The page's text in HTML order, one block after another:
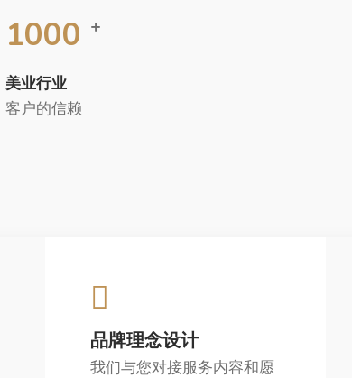
1000 +
美业行业
客户的信赖
品牌理念设计
我们与您对接服务内容和愿